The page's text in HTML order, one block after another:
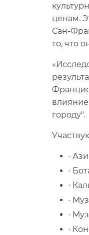
ценам.
Сан-
то, что
влияние
городу".​​
·
·
·
·
·
·